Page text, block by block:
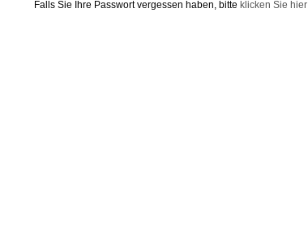
Falls Sie Ihre Passwort vergessen haben, bitte klicken Sie hier